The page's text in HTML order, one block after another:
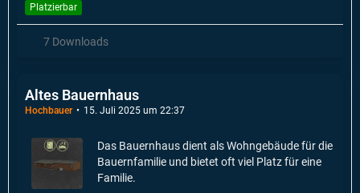
Platzierbar
7 Downloads
Altes Bauernhaus
Hochbauer 15. Juli 2025 um 22:37
Das Bauernhaus dient als Wohngebäude für die
Bauernfamilie und bietet oft viel Platz für eine
Familie.